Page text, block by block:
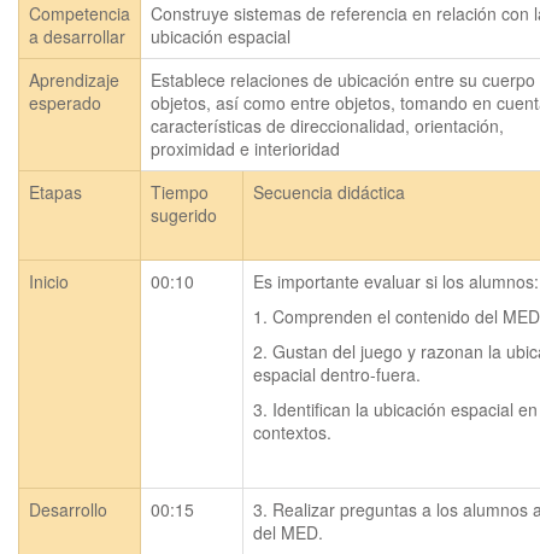
Competencia
a desarrollar
Construye sistemas de referencia en relación con
ubicación espacial
Aprendizaje
esperado
Establece relaciones de ubicación entre su cuerpo
objetos, así como entre objetos, tomando en
características de direccionalidad, orientación,
proximidad e interioridad
Etapas
Tiempo
sugerido
Secuencia didáctica
Inicio 00:10
Es importante evaluar si los alumnos:
1. Comprenden el contenido del
2. Gustan del juego y razonan la
espacial dentro-fuera.
3. Identifican la ubicación espacial
contextos.
Desarrollo 00:15
3. Realizar preguntas a los alumnos
del MED.